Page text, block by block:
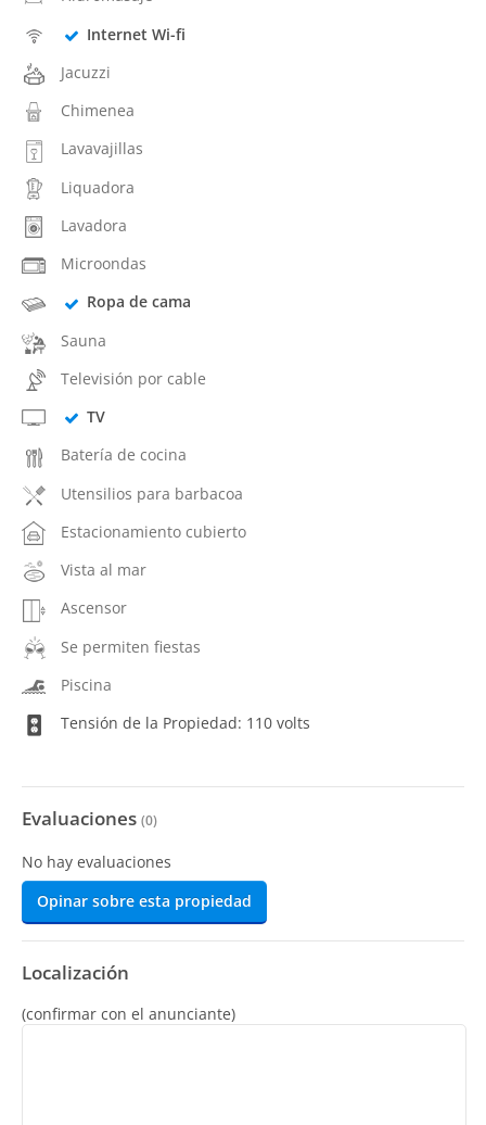
Internet Wi-fi
Jacuzzi
Chimenea
Lavavajillas
Liquadora
Lavadora
Microondas
Ropa de cama
Sauna
Televisión por cable
TV
Batería de cocina
Utensilios para barbacoa
Estacionamiento cubierto
Vista al mar
Ascensor
Se permiten fiestas
Piscina
Tensión de la Propiedad: 110 volts
Evaluaciones (0)
No hay evaluaciones
Opinar sobre esta propiedad
Localización
(confirmar con el anunciante)